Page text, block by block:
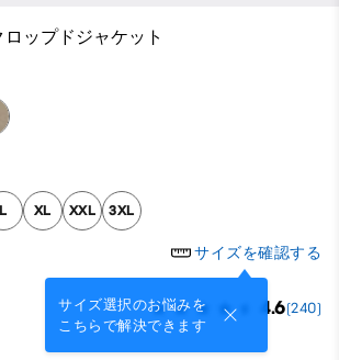
ップドジャケット
L XL XXL 3XL
サイズを確認する
サイズ選択のお悩みを
こちらで解決できます
4.6(240)